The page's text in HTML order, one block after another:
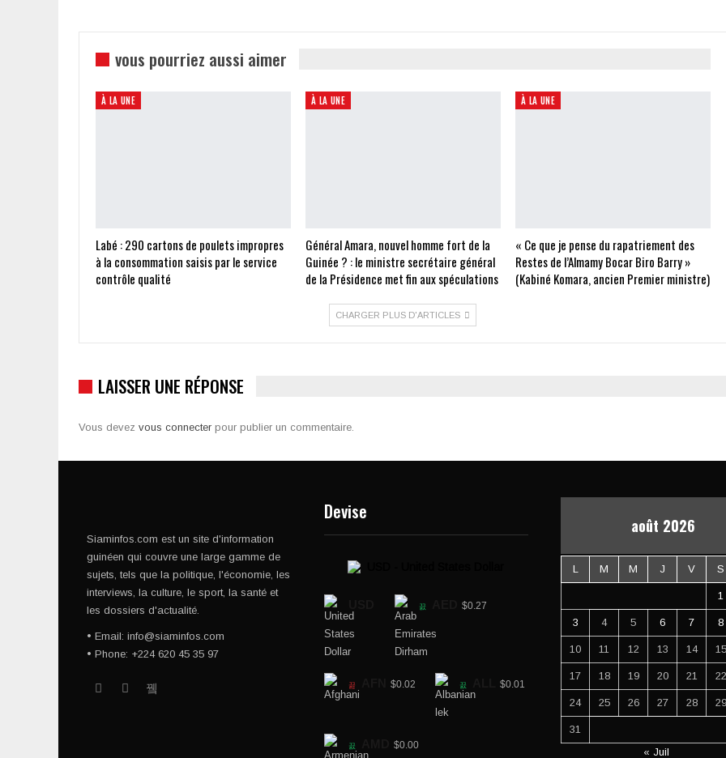
vous pourriez aussi aimer
À LA UNE
Labé : 290 cartons de poulets impropres
à la consommation saisis par le service
contrôle qualité
À LA UNE
Général Amara, nouvel homme fort de la
Guinée ? : le ministre secrétaire général
de la Présidence met fin aux spéculations
À LA UNE
« Ce que je pense du rapatriement des
Restes de l’Almamy Bocar Biro Barry »
(Kabiné Komara, ancien Premier ministre)
CHARGER PLUS D'ARTICLES
LAISSER UNE RÉPONSE
Vous devez vous connecter pour publier un commentaire.
Siaminfos.com est un site d'information
guinéen qui couvre une large gamme de
sujets, tels que la politique, l'économie, les
interviews, la culture, le sport, la santé et
les dossiers d'actualité.
• Email: info@siaminfos.com
• Phone: +224 620 45 35 97
Devise
$0.27
$0.02 $0.01
$0.00
août 2026
L M M J V S
1
3 4 5 6 7 8
10 11 12 13 14 15
17 18 19 20 21 22
24 25 26 27 28 29
31
« Juil